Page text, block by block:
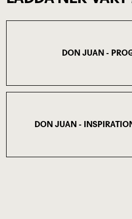
DON JUAN -
DON JUAN -